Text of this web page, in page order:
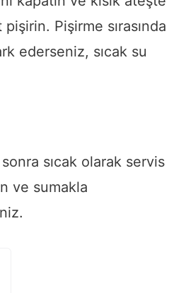
Pişirme sırasında
ederseniz, sıcak su
sıcak olarak servis
ve sumakla